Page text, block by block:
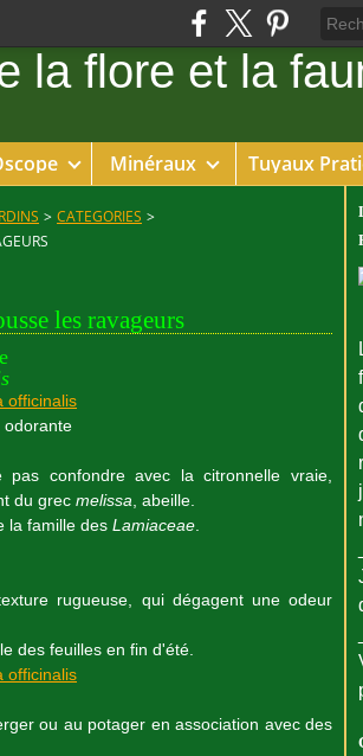
Minéraux Tuyaux
> CATEGORIES >
les ravageurs
confondre avec la citronnelle vraie,
du grec melissa , abeille.
la famille des Lamiaceae
rugueuse, qui dégagent une odeur
des feuilles en fin d'été.
ou au potager en association avec des